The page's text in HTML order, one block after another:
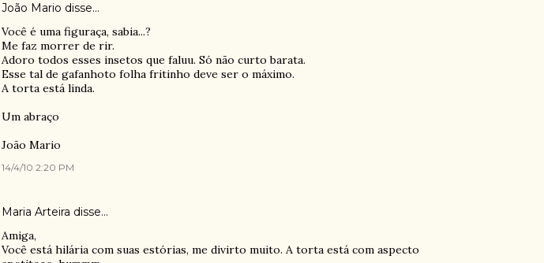
João Mario disse…
Você é uma figuraça, sabia...?
Me faz morrer de rir.
Adoro todos esses insetos que faluu. Só não curto barata.
Esse tal de gafanhoto folha fritinho deve ser o máximo.
A torta está linda.
Um abraço
João Mario
14/4/10 2:20 PM
Maria Arteira disse…
Amiga,
Você está hilária com suas estórias, me divirto muito. A torta está com aspecto